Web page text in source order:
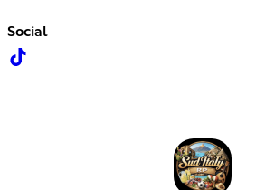
Social